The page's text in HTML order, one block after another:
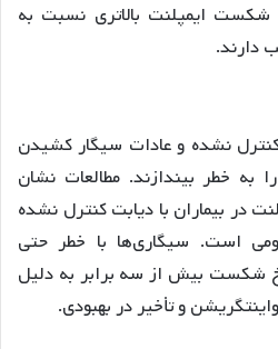
شکست ایمپلنت بالاتری نسبت به
دارند.
نشده و عادات سیگار کشیدن
به خطر بیندازند. مطالعات نشان
در بیماران با دیابت کنترل نشده
است. سیگاری‌ها با خطر حتی
شکست بیش از سه برابر به دلیل
و تأخیر در بهبودی.